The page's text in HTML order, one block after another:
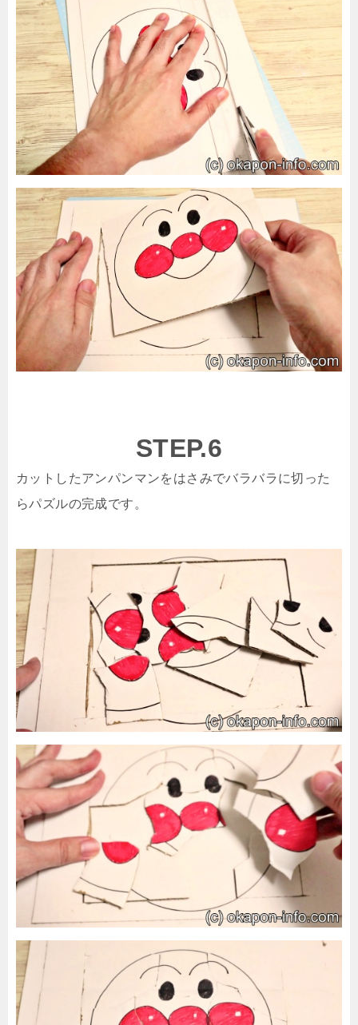
STEP.6
カットしたアンパンマンをはさみでバラバラに切った
らパズルの完成です。